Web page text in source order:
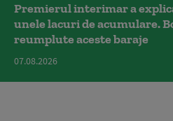
Premierul interimar a
unele lacuri de acumulare.
reumplute aceste baraje
07.08.2026